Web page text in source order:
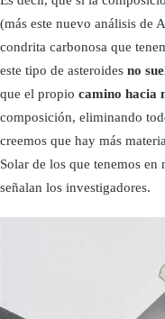
(más este nuevo análisis de
condrita carbonosa que
este tipo de asteroides no
que el propio camino hacia
composición, eliminando
creemos que hay más
Solar de los que tenemos en
señalan los investigadores.